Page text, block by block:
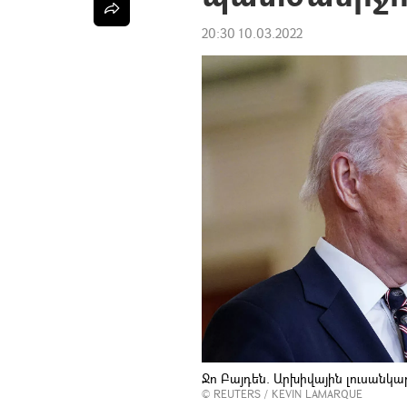
20:30 10.03.2022
Ջո Բայդեն. Արխիվային
© REUTERS / KEVIN LAMARQUE